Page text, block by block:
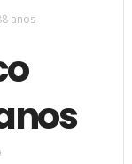
anos